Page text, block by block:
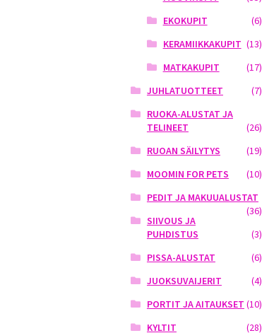
EKOKUPIT
(6)
KERAMIIKKAKUPIT (13)
MATKAKUPIT
(17)
JUHLATUOTTEET
(7)
RUOKA-ALUSTAT JA
TELINEET
(26)
RUOAN SÄILYTYS
(19)
MOOMIN FOR PETS
(10)
PEDIT JA MAKUUALUSTAT
(36)
SIIVOUS JA
PUHDISTUS
(3)
PISSA-ALUSTAT
(6)
JUOKSUVAIJERIT
(4)
PORTIT JA AITAUKSET (10)
KYLTIT
(28)